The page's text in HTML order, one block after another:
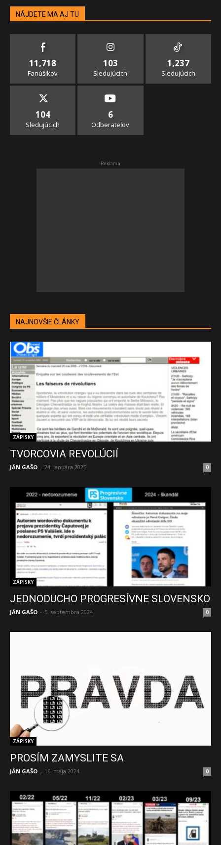
NÁJDETE MA AJ TU
11,718
Fanúšikov
103
Sledujúcich
1,237
Sledujúcich
104
Sledujúcich
6
Odberateľov
Reklama
NAJNOVŠIE ČLÁNKY
ZÁPISKY
TVORCOVIA REVOLÚCIÍ
JÁN GAŠO - 24. januára 2025 0
ZÁPISKY
JEDNODUCHO PROGRESÍVNE SLOVENSKO
JÁN GAŠO - 5. septembra 2024 0
ZÁPISKY
PROSÍM ZAMYSLITE SA
JÁN GAŠO - 16. mája 2024 0